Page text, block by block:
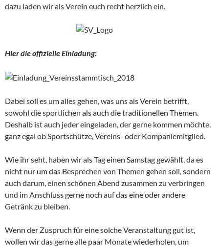
dazu laden wir als Verein euch recht herzlich ein.
Hier die offizielle Einladung:
Dabei soll es um alles gehen, was uns als Verein betrifft,
sowohl die sportlichen als auch die traditionellen Themen.
Deshalb ist auch jeder eingeladen, der gerne kommen möchte,
ganz egal ob Sportschütze, Vereins- oder Kompaniemitglied.
Wie ihr seht, haben wir als Tag einen Samstag gewählt, da es
nicht nur um das Besprechen von Themen gehen soll, sondern
auch darum, einen schönen Abend zusammen zu verbringen
und im Anschluss gerne noch auf das eine oder andere
Getränk zu bleiben.
Wenn der Zuspruch für eine solche Veranstaltung gut ist,
wollen wir das gerne alle paar Monate wiederholen, um